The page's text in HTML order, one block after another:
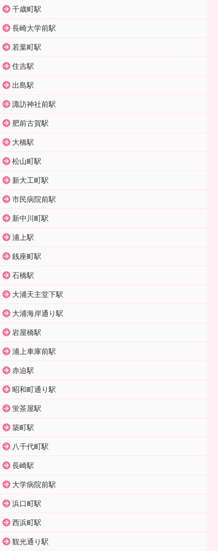
千歳町駅
長崎大学前駅
若葉町駅
住吉駅
出島駅
諏訪神社前駅
肥前古賀駅
大橋駅
松山町駅
新大工町駅
市民病院前駅
新中川町駅
浦上駅
銭座町駅
石橋駅
大浦天主堂下駅
大浦海岸通り駅
岩屋橋駅
浦上車庫前駅
赤迫駅
昭和町通り駅
蛍茶屋駅
築町駅
八千代町駅
長崎駅
大学病院前駅
浜口町駅
西浜町駅
観光通り駅